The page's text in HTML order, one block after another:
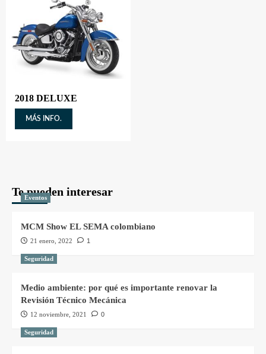
2018 DELUXE
MÁS INFO.
Te pueden interesar
Eventos
MCM Show EL SEMA colombiano
21 enero, 2022 1
Seguridad
Medio ambiente: por qué es importante renovar la
Revisión Técnico Mecánica
12 noviembre, 2021 0
Seguridad